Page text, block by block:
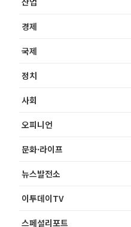
경제
국제
정치
사회
오피니언
문화·라이프
뉴스발전소
이투데이TV
스페셜리포트